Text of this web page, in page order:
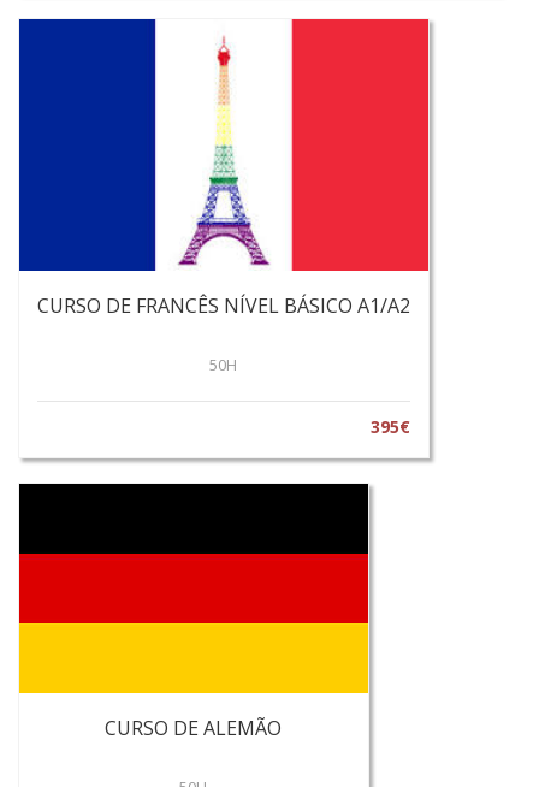
CURSO DE FRANCÊS NÍVEL BÁSICO A1/A2
50H
395€
CURSO DE ALEMÃO